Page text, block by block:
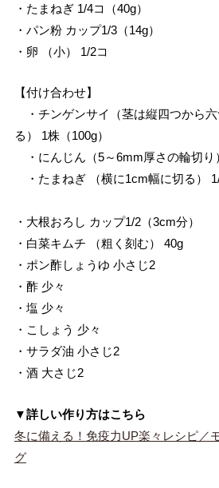
・たまねぎ 1/4コ（40g）
・パン粉 カップ1/3（14g）
・卵 （小） 1/2コ
【付け合わせ】
・チンゲンサイ（茎は縦四つから
る） 1株（100g）
・にんじん（5～6mm厚さの輪切り
・たまねぎ （横に1cm幅に切る） 1/
・大根おろし カップ1/2（3cm分）
・白菜キムチ （粗く刻む） 40g
・ポン酢しょうゆ 小さじ2
・酢 少々
・塩 少々
・こしょう 少々
・サラダ油 小さじ2
・酒 大さじ2
▼詳しい作り方はこちら
冬に備える！免疫力UP楽々レシピ／
グ